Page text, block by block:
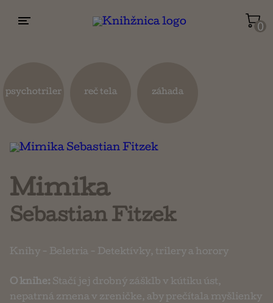
0
psychotriler reč tela záhada
Mimika
Sebastian Fitzek
Knihy - Beletria - Detektívky, trilery a horory
O knihe: Stačí jej drobný zášklb v kútiku úst,
nepatrná zmena v zreničke, aby prečítala myšlienky